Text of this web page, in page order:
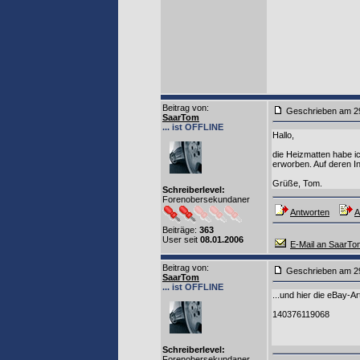
Beitrag von:
SaarTom
... ist OFFLINE
Schreiberlevel:
Forenobersekundaner
Beiträge: 363
User seit 08.01.2006
Geschrieben am
Hallo,
die Heizmatten habe
erworben. Auf deren
Grüße, Tom.
Antworten
E-Mail an
Beitrag von:
SaarTom
... ist OFFLINE
Schreiberlevel:
Geschrieben am
...und hier die eBay-
140376119068